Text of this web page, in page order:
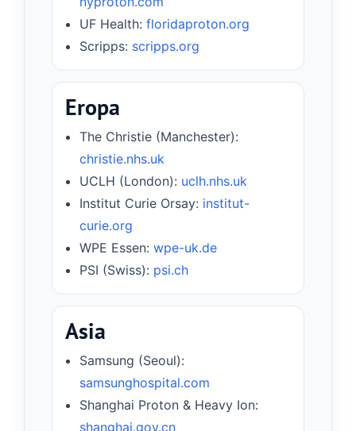
UF Health: floridaproton.org
Scripps: scripps.org
Eropa
The Christie (Manchester):
christie.nhs.uk
UCLH (London): uclh.nhs.uk
Institut Curie Orsay: institut-
curie.org
WPE Essen: wpe-uk.de
PSI (Swiss): psi.ch
Asia
Samsung (Seoul):
samsunghospital.com
Shanghai Proton & Heavy Ion:
shanghai.gov.cn